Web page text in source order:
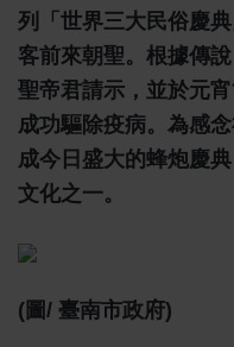
列「世界三大民俗慶
客前來朝聖。根據傳
聖帝君請示，並於元
成功驅除疫病。為感
成今日盛大的蜂炮慶
文化之一。
(圖/ 臺南市政府)